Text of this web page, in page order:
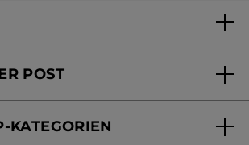
POST
KATEGORIEN